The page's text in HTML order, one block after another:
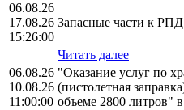
06.08.26
17.08.26
15:26:00
Запасные части к
Читать далее
06.08.26
10.08.26
11:00:00
"Оказание услуг по
(пистолетная
объеме 2800 литров"